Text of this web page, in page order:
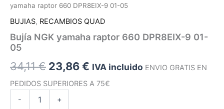
yamaha raptor 660 DPR8EIX-9 01-05
BUJIAS, RECAMBIOS QUAD
Bujía NGK yamaha raptor 660 DPR8EIX-9 01-
05
34,11€ El
precio
original
23,86€ El
precio
IVA incluido ENVIO GRATIS EN
PEDIDOS SUPERIORES A 75€
-
+